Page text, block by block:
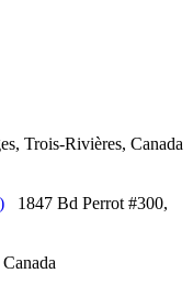
Trois-Rivières, Canada
1847 Bd Perrot #300,